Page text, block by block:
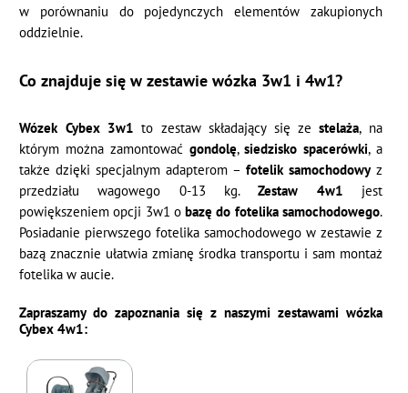
w porównaniu do pojedynczych elementów zakupionych
oddzielnie.
Co znajduje się w zestawie wózka 3w1 i 4w1?
Wózek Cybex 3w1 to zestaw składający się ze stelaża, na
którym można zamontować gondolę,siedzisko spacerówki, a
także dzięki specjalnym adapterom – fotelik samochodowyz
przedziału wagowego 0-13 kg.Zestaw 4w1 jest
powiększeniem opcji 3w1 obazę do fotelika samochodowego.
Posiadanie pierwszego fotelika samochodowego w zestawie z
bazą znacznie ułatwia zmianę środka transportu i sam montaż
fotelika w aucie.
Zapraszamy do zapoznania się z naszymi zestawami wózka
Cybex 4w1: